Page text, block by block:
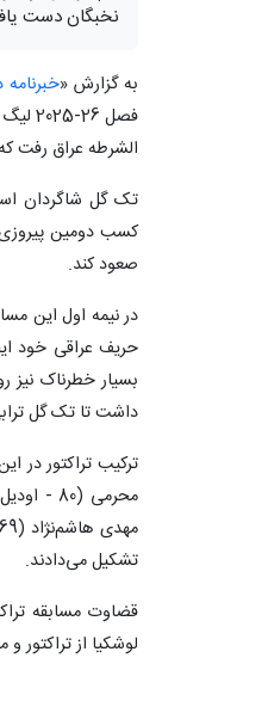
نخبگان دست
به گزارش «
الشرطه عراق رفت
کسب دومین
صعود کند.
در نیمه اول این
حریف عراقی خود
بسیار خطرناک نیز
داشت تا تک گل
ترکیب تراکتور در
تشکیل می‌دادند.
قضاوت مسابقه
لوشکیا از تراکتور